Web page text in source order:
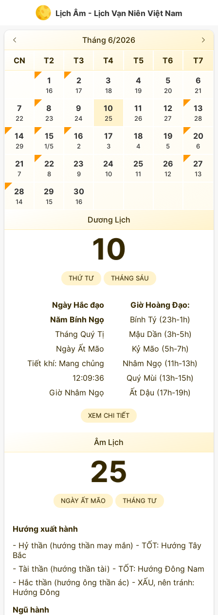
Lịch Âm - Lịch Vạn Niên Việt Nam
Tháng 6/2026
CN T2 T3 T4 T5 T6 T7
1
16
2
17
3
18
4
19
5
20
6
21
7
22
8
23
9
24
10
25
11
26
12
27
13
28
14
29
15
1/5
16
2
17
3
18
4
19
5
20
6
21
7
22
8
23
9
24
10
25
11
26
12
27
13
28
14
29
15
30
16
Dương Lịch
10
THỨ TƯ THÁNG SÁU
Ngày Hắc đạo
Năm Bính Ngọ
Tháng Quý Tị
Ngày Ất Mão
Tiết khí: Mang chủng
12:09:36
Giờ Nhâm Ngọ
Giờ Hoàng Đạo:
Bính Tý (23h-1h)
Mậu Dần (3h-5h)
Kỷ Mão (5h-7h)
Nhâm Ngọ (11h-13h)
Quý Mùi (13h-15h)
Ất Dậu (17h-19h)
XEM CHI TIẾT
Âm Lịch
25
NGÀY ẤT MÃO THÁNG TƯ
Hướng xuất hành
- Hỷ thần (hướng thần may mắn) - TỐT: Hướng Tây
Bắc
- Tài thần (hướng thần tài) - TỐT: Hướng Đông Nam
- Hắc thần (hướng ông thần ác) - XẤU, nên tránh:
Hướng Đông
Ngũ hành